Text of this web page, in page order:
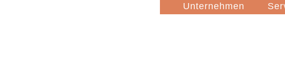
Navigation
überspringen
Unternehmen